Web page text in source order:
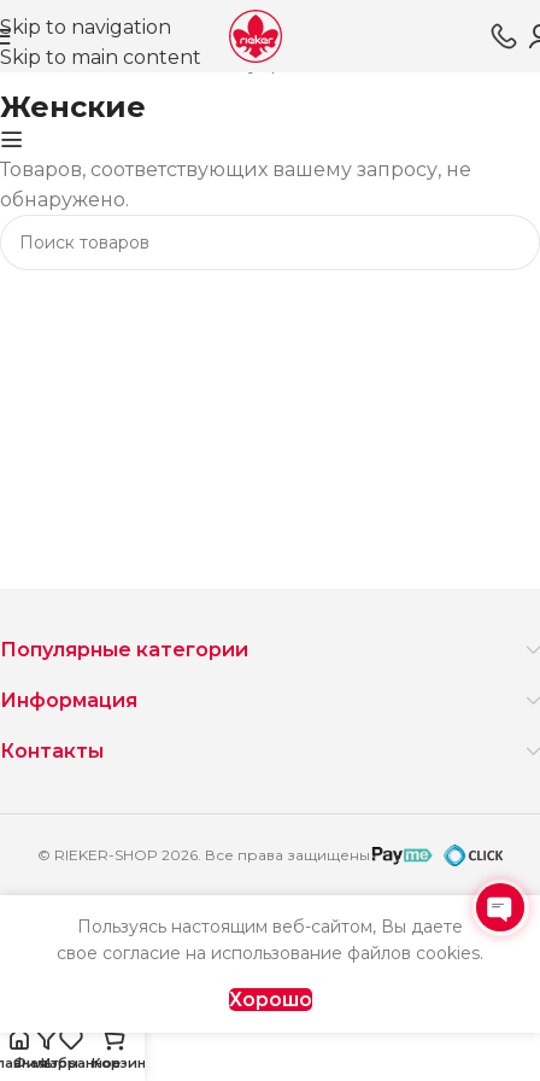
Skip to navigation
Skip to main content
Главная Магазин Аксессуары
Женские
Товаров, соответствующих вашему запросу, не
обнаружено.
Популярные категории
Информация
Контакты
© RIEKER-SHOP 2026. Все права защищены
Пользуясь настоящим веб-сайтом, Вы даете
свое согласие на использование файлов cookies.
Хорошо
Фильтры
ИзбранноеКорзина